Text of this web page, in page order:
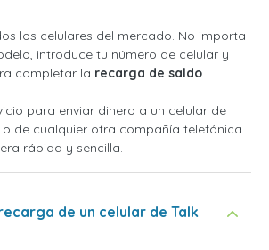
los celulares del mercado. No importa
introduce tu número de celular y
completar la recarga de saldo.
para enviar dinero a un celular de
o de cualquier otra compañía telefónica
rápida y sencilla.
de un celular de Talk